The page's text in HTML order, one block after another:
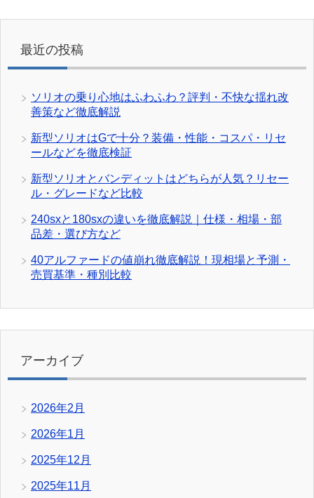
最近の投稿
ソリオの乗り心地はふわふわ？評判・不快な揺れ改
善策など徹底解説
新型ソリオはGで十分？装備・性能・コスパ・リセ
ールなどを徹底検証
新型ソリオとバンディットはどちらが人気？リセー
ル・グレードなど比較
240sxと180sxの違いを徹底解説｜仕様・相場・部
品差・選び方など
40アルファードの値崩れ徹底解説！現相場と予測・
売買基準・種別比較
アーカイブ
2026年2月
2026年1月
2025年12月
2025年11月